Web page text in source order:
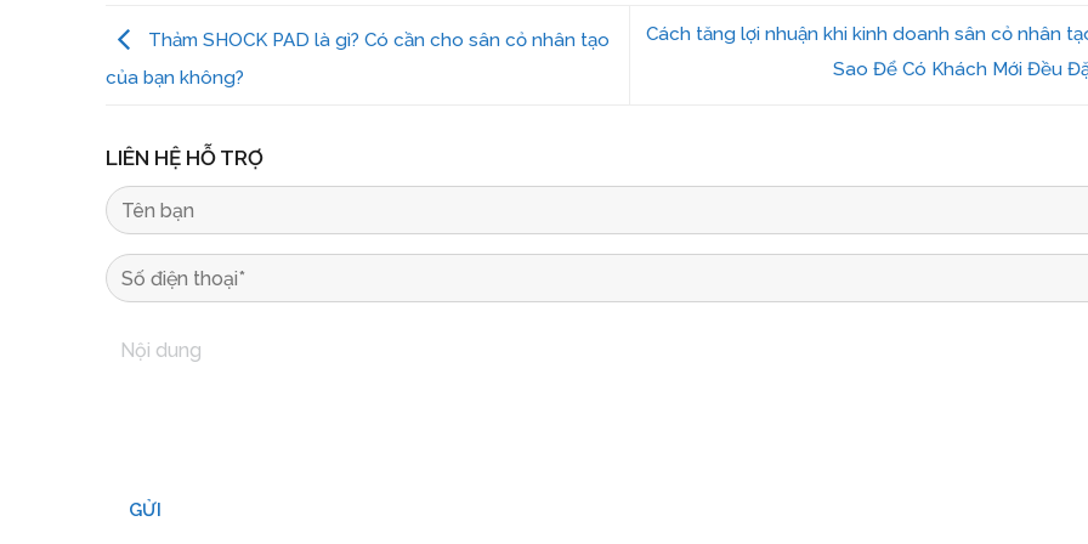
Thảm SHOCK PAD là gì? Có cần cho sân cỏ nhân tạo
của bạn không?
Cách tăng lợi nhuận khi kinh doanh sân cỏ nhân
Sao Để Có Khách Mới Đều
LIÊN HỆ HỖ TRỢ
GỬI